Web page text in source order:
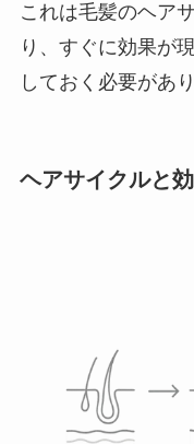
これは毛髪のヘア
り、すぐに効果が
しておく必要があり
ヘアサイクルと